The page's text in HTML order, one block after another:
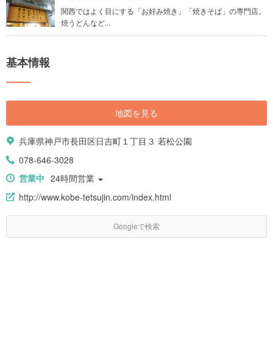
関西ではよく目にする「お好み焼き」「焼きそば」の専門店。
焼うどんなど...
基本情報
地図を見る
兵庫県神戸市長田区日吉町１丁目３ 若松公園
078-646-3028
営業中 24時間営業
http://www.kobe-tetsujin.com/index.html
Googleで検索